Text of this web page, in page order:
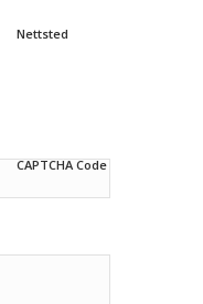
Nettsted
CAPTCHA Code